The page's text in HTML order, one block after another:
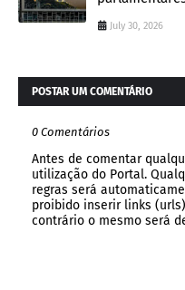
July 30, 2026
POSTAR UM COMENTÁRIO
0 Comentários
Antes de comentar
utilização do Portal.
regras será
proibido inserir links
contrário o mesmo será